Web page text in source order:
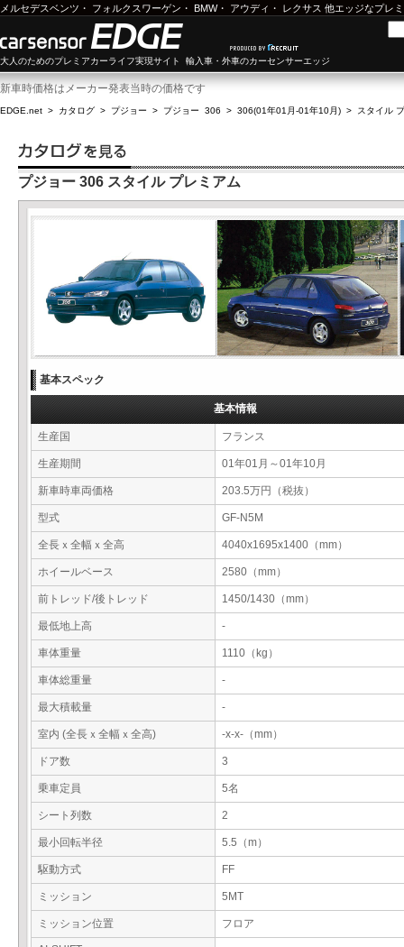
メルセデスベンツ ・ フォルクスワーゲン ・ BMW・ アウディ ・ レクサス 他エッジなプレ
大人のためのプレミアカーライフ実現サイト 輸入車・外車のカーセンサーエッジ
新車時価格はメーカー発表当時の価格です
EDGE.net > カタログ > プジョー > プジョー 306 > 306(01年01月-01年10月) > スタイル
プジョー 306 スタイル プレミアム
基本スペック
基本情報
生産国 フランス
生産期間 01年01月～01年10月
新車時車両価格 203.5万円（税抜）
型式 GF-N5M
全長ｘ全幅ｘ全高 4040x1695x1400（mm）
ホイールベース 2580（mm）
前トレッド/後トレッド 1450/1430（mm）
最低地上高 -
車体重量 1110（kg）
車体総重量 -
最大積載量 -
室内 (全長ｘ全幅ｘ全高) -x-x-（mm）
ドア数 3
乗車定員 5名
シート列数 2
最小回転半径 5.5（m）
駆動方式 FF
ミッション 5MT
ミッション位置 フロア